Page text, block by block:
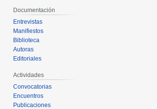
Documentación
Entrevistas
Manifiestos
Biblioteca
Autoras
Editoriales
Actividades
Convocatorias
Encuentros
Publicaciones